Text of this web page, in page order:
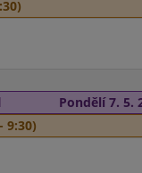
Pondělí 7. 5.
9:30)